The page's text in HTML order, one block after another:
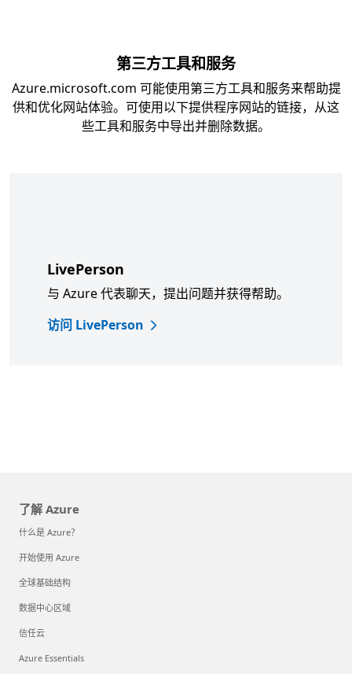
第三方工具和服务
Azure.microsoft.com 可能使用第三方工具和服务来帮助提
供和优化网站体验。可使用以下提供程序网站的链接，从这
些工具和服务中导出并删除数据。
LivePerson
与 Azure 代表聊天，提出问题并获得帮助。
访问 LivePerson
了解 Azure
什么是 Azure？
开始使用 Azure
全球基础结构
数据中心区域
信任云
Azure Essentials